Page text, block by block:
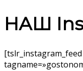
НАШ